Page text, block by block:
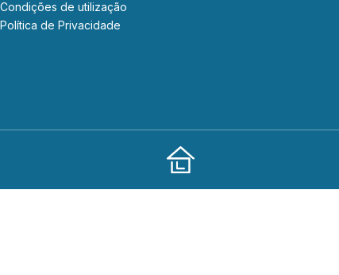
Condições de utilização
Política de Privacidade